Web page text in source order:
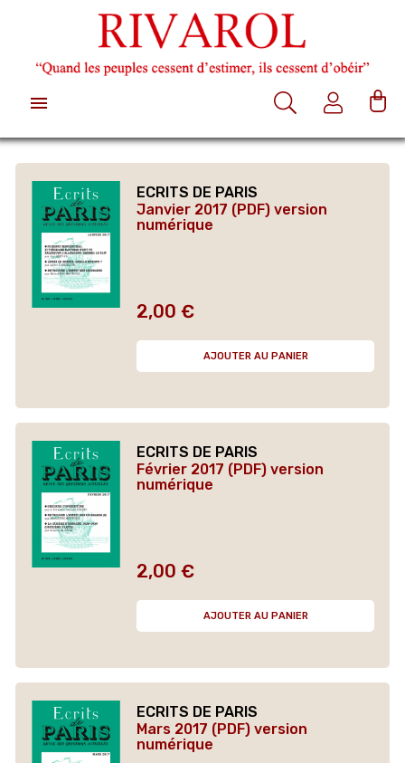

ECRITS DE PARIS
Janvier 2017 (PDF) version
numérique
Prix
2,00 €
AJOUTER AU PANIER
ECRITS DE PARIS
Février 2017 (PDF) version
numérique
Prix
2,00 €
AJOUTER AU PANIER
ECRITS DE PARIS
Mars 2017 (PDF) version
numérique